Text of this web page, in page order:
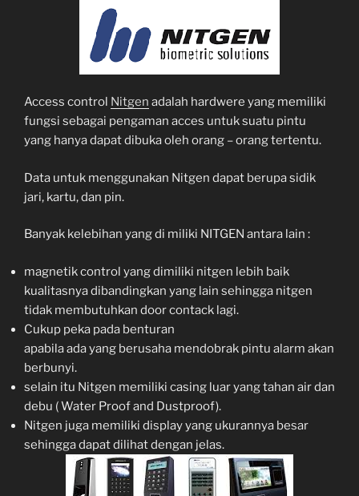
Access control Nitgen adalah hardwere yang memiliki
fungsi sebagai pengaman acces untuk suatu pintu
yang hanya dapat dibuka oleh orang – orang tertentu.
Data untuk menggunakan Nitgen dapat berupa sidik
jari, kartu, dan pin.
Banyak kelebihan yang di miliki NITGEN antara lain :
magnetik control yang dimiliki nitgen lebih baik
kualitasnya dibandingkan yang lain sehingga nitgen
tidak membutuhkan door contack lagi.
Cukup peka pada benturan
apabila ada yang berusaha mendobrak pintu alarm akan
berbunyi.
selain itu Nitgen memiliki casing luar yang tahan air dan
debu ( Water Proof and Dustproof).
Nitgen juga memiliki display yang ukurannya besar
sehingga dapat dilihat dengan jelas.